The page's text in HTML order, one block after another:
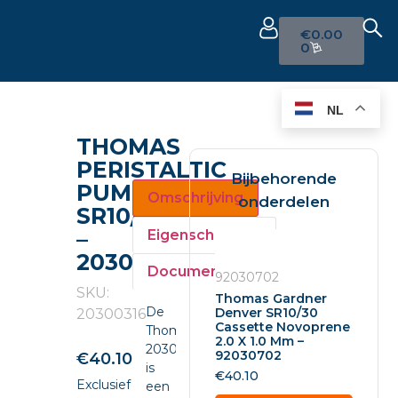
€0.00
0
THOMAS
PERISTALTIC
PUMP
SR10/30
–
20300316
SKU:
20300316
€40.10
Exclusief
Omschrijving
Eigenschappen
Documenten
De
Thomas
20300316
is
een
Bijbehorende
onderdelen
92030702
Thomas Gardner
Denver SR10/30
Cassette Novoprene
2.0 X 1.0 Mm –
92030702
€40.10
NL